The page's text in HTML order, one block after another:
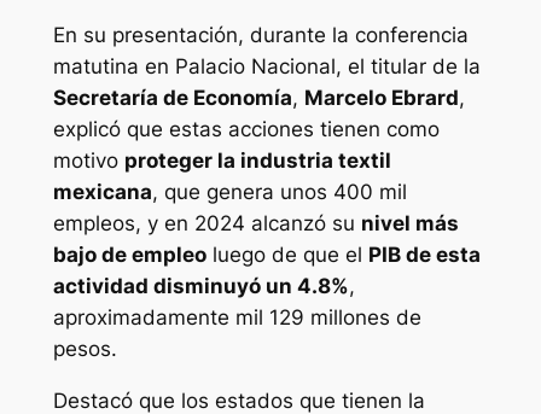
En su presentación, durante la conferencia
matutina en Palacio Nacional, el titular de la
Secretaría de Economía, Marcelo Ebrard,
explicó que estas acciones tienen como
motivo proteger la industria textil
mexicana, que genera unos 400 mil
empleos, y en 2024 alcanzó su nivel más
bajo de empleoluego de que el PIB de esta
actividad disminuyó un 4.8%,
aproximadamente mil 129 millones de
pesos.
Destacó que los estados que tienen la